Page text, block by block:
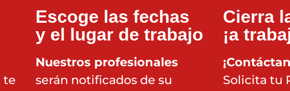
te
Escoge las fechas
y el lugar de trabajo
Nuestros profesionales
serán notificados de su
Cierra
¡a
Solicita tu